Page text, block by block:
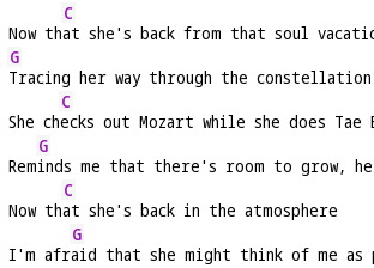
Now th
C
at she's back from that soul
G
Tracing her way through the
She ch
C
ecks out Mozart while she does Tae
Rem
G
inds me that there's room to grow,
Now th
C
at she's back in the atmosphere
I'm afr
G
aid that she might think of me as